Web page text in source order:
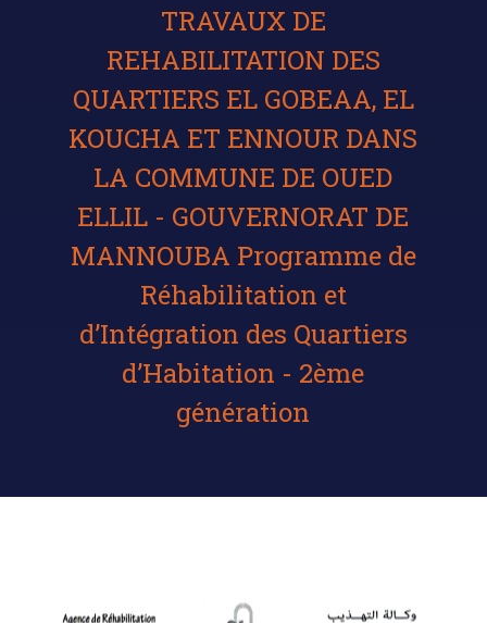
TRAVAUX DE
REHABILITATION DES
QUARTIERS EL GOBEAA, EL
KOUCHA ET ENNOUR DANS
LA COMMUNE DE OUED
ELLIL - GOUVERNORAT DE
MANNOUBA Programme de
Réhabilitation et
d’Intégration des Quartiers
d’Habitation - 2ème
génération